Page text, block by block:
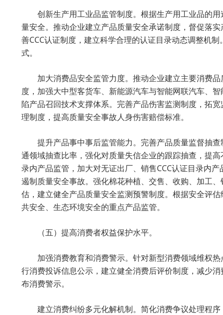
创新生产用工业品监管制度。根据生产用工业品的
量安全。推动企业建立产品质量安全承诺制度，督促落
善CCC认证制度，建立科学合理的认证目录动态调整机
式。
加大消费品安全监管力度。推动企业建立主要消费
度，加强大中型客货车、新能源汽车与智能网联汽车、
陷产品召回技术支撑体系。完善产品伤害监测制度，拓
理制度，提高质量安全事故人身伤害赔偿标准。
提升产品事中事后监管能力。完善产品质量监督抽
通领域抽查比率，强化对质量失信企业的跟踪抽查，提
录内产品监管，加大对无证出厂、销售CCC认证目录内
遏制质量安全事故。强化棉花种植、交售、收购、加工
估，建立健全产品质量安全监测预警制度。根据安全评
共安全、生态环境安全的重点产品监管。
（五）提高消费者权益保护水平。
加强消费教育和消费警示。针对新型消费领域维权
行消费投诉信息公示，建立健全消费后评价制度，减少
布消费警示。
建立消费纠纷多元化解机制。简化消费争议处理程